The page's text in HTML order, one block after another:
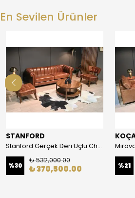
En Sevilen Ürünler
STANFORD
Stanford Gerçek Deri Üçlü Chester Takımı
%30
₺ 532,000.00
₺ 370,500.00 %21